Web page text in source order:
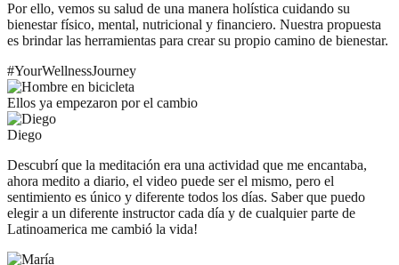
Por ello, vemos su salud de una manera holística cuidando su
bienestar físico, mental, nutricional y financiero. Nuestra propuesta
es brindar las herramientas para crear su propio camino de bienestar.
#YourWellnessJourney
Ellos ya empezaron por el cambio
Diego
Descubrí que la meditación era una actividad que me encantaba,
ahora medito a diario, el video puede ser el mismo, pero el
sentimiento es único y diferente todos los días. Saber que puedo
elegir a un diferente instructor cada día y de cualquier parte de
Latinoamerica me cambió la vida!